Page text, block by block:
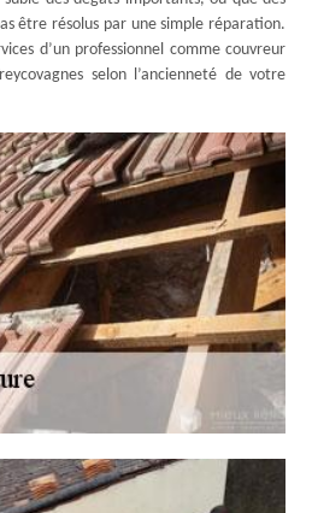
être résolus par une simple réparation.
d’un professionnel comme couvreur
selon l’ancienneté de votre